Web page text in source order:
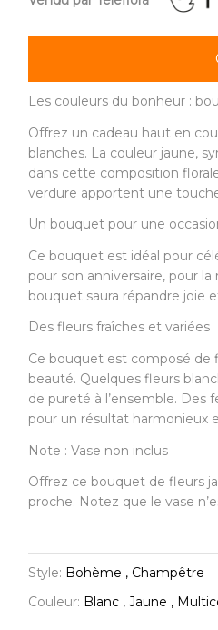
Les couleurs du bonheur :
Offrez un cadeau haut en
blanches. La couleur jaune,
dans cette composition
verdure apportent une
Un bouquet pour une
Ce bouquet est idéal pour
pour son anniversaire, pour
bouquet saura répandre joie
Des fleurs fraîches et variées
Ce bouquet est composé de
beauté. Quelques fleurs
de pureté à l’ensemble.
pour un résultat harmonieux
Note : Vase non inclus
Offrez ce bouquet de fleurs
proche. Notez que le vase
Style: Bohème , Champêtre
Couleur: Blanc , Jaune ,